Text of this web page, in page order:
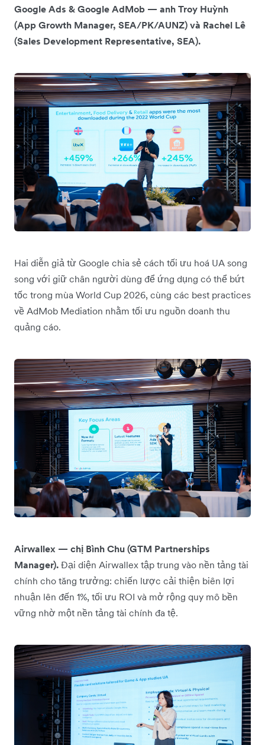
Google Ads & Google AdMob — anh Troy Huỳnh
(App Growth Manager, SEA/PK/AUNZ) và Rachel Lê
(Sales Development Representative, SEA).
Hai diễn giả từ Google chia sẻ cách tối ưu hoá UA song
song với giữ chân người dùng để ứng dụng có thể bứt
tốc trong mùa World Cup 2026, cùng các best practices
về AdMob Mediation nhằm tối ưu nguồn doanh thu
quảng cáo.
Airwallex — chị Bình Chu (GTM Partnerships
Manager). Đại diện Airwallex tập trung vào nền tảng tài
chính cho tăng trưởng: chiến lược cải thiện biên lợi
nhuận lên đến 1%, tối ưu ROI và mở rộng quy mô bền
vững nhờ một nền tảng tài chính đa tệ.